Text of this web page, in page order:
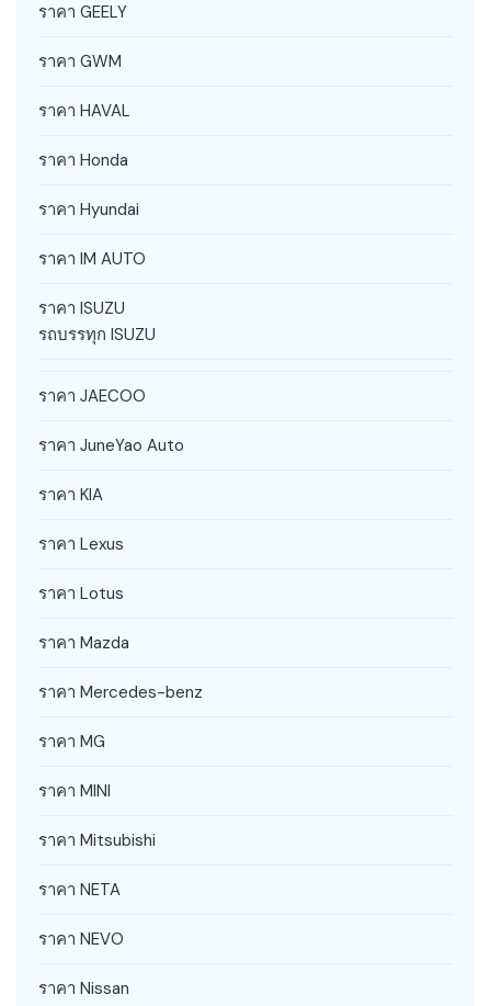
ราคา GEELY
ราคา GWM
ราคา HAVAL
ราคา Honda
ราคา Hyundai
ราคา IM AUTO
ราคา ISUZU
รถบรรทุก ISUZU
ราคา JAECOO
ราคา JuneYao Auto
ราคา KIA
ราคา Lexus
ราคา Lotus
ราคา Mazda
ราคา Mercedes-benz
ราคา MG
ราคา MINI
ราคา Mitsubishi
ราคา NETA
ราคา NEVO
ราคา Nissan